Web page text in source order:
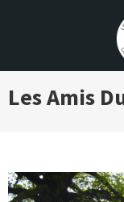
LES
LesAmis